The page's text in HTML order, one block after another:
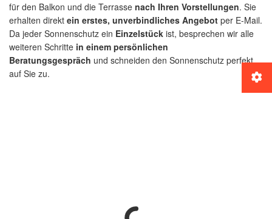
für den Balkon und die Terrasse nach Ihren Vorstellungen. Sie
erhalten direkt ein erstes, unverbindliches Angebot per E-Mail.
Da jeder Sonnenschutz ein Einzelstück ist, besprechen wir alle
weiteren Schritte in einem persönlichen
Beratungsgespräch und schneiden den Sonnenschutz perfekt
auf Sie zu.